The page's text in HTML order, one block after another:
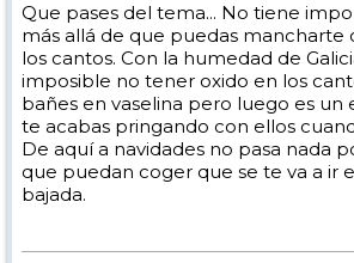
Que pases del tema... No tiene
más allá de que puedas mancharte
los cantos. Con la humedad de
imposible no tener oxido en los
bañes en vaselina pero luego es
te acabas pringando con ellos
De aquí a navidades no pasa nada
que puedan coger que se te va a ir
bajada.